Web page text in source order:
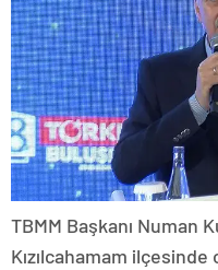
TBMM Başkanı Numan
Kızılcahamam